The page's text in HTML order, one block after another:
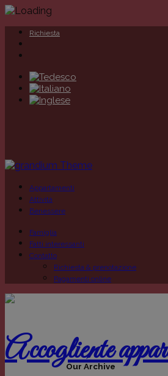
Richiesta
Appartamenti
Attività
Benessere
Famiglia
Fatti interessanti
Contatto
Richiesta & prenotazione
Pagamenti online
Our Archive
Accogliente